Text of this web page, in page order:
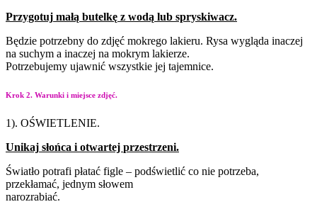
Przygotuj małą butelkę z wodą lub spryskiwacz.
Będzie potrzebny do zdjęć mokrego lakieru. Rysa wygląda inaczej
na suchym a inaczej na mokrym lakierze.
Potrzebujemy ujawnić wszystkie jej tajemnice.
Krok 2. Warunki i miejsce zdjęć.
1). OŚWIETLENIE.
Unikaj słońca i otwartej przestrzeni.
Światło potrafi płatać figle – podświetlić co nie potrzeba,
przekłamać, jednym słowem
narozrabiać.